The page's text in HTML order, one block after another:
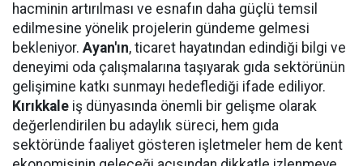
hacminin artırılması ve esnafın daha güçlü temsil
edilmesine yönelik projelerin gündeme gelmesi
bekleniyor. Ayan'ın, ticaret hayatından edindiği bilgi ve
deneyimi oda çalışmalarına taşıyarak gıda sektörünün
gelişimine katkı sunmayı hedeflediği ifade ediliyor.
Kırıkkale iş dünyasında önemli bir gelişme olarak
değerlendirilen bu adaylık süreci, hem gıda
sektöründe faaliyet gösteren işletmeler hem de kent